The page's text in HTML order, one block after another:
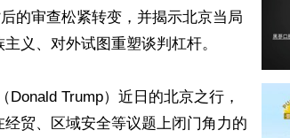
的审查松紧转变，并揭示北京当局
义、对外试图重塑谈判杠杆。
Donald Trump）近日的北京之行，
贸、区域安全等议题上闭门角力的